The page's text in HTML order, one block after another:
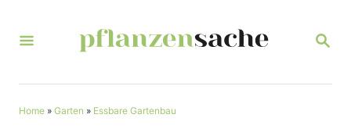
S
R
Home » Garten » Essbare Gartenbau